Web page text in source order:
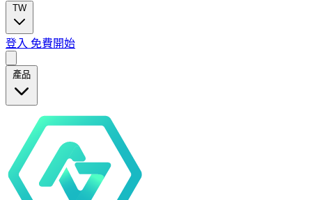
TW
登入 免費開始
產品